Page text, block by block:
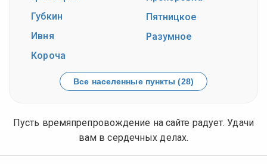
Губкин
Ивня
Короча
Пятницкое
Разумное
Все населенные пункты (28)
Пусть времяпрепровождение на сайте радует. Удачи
вам в сердечных делах.